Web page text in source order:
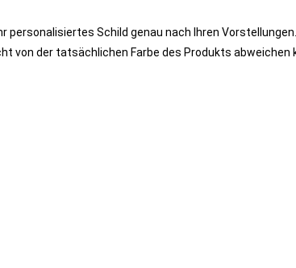
Schild genau nach Ihren Vorstellungen.
von der tatsächlichen Farbe des Produkts